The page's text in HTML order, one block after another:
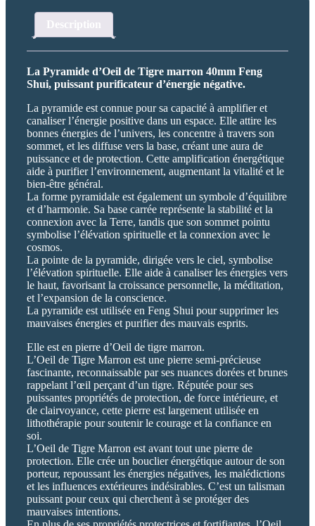
Description
La Pyramide d’Oeil de Tigre marron 40mm Feng
Shui, puissant purificateur d’énergie négative.
La pyramide est connue pour sa capacité à amplifier et
canaliser l’énergie positive dans un espace. Elle attire les
bonnes énergies de l’univers, les concentre à travers son
sommet, et les diffuse vers la base, créant une aura de
puissance et de protection. Cette amplification énergétique
aide à purifier l’environnement, augmentant la vitalité et le
bien-être général.
La forme pyramidale est également un symbole d’équilibre
et d’harmonie. Sa base carrée représente la stabilité et la
connexion avec la Terre, tandis que son sommet pointu
symbolise l’élévation spirituelle et la connexion avec le
cosmos.
La pointe de la pyramide, dirigée vers le ciel, symbolise
l’élévation spirituelle. Elle aide à canaliser les énergies vers
le haut, favorisant la croissance personnelle, la méditation,
et l’expansion de la conscience.
La pyramide est utilisée en Feng Shui pour supprimer les
mauvaises énergies et purifier des mauvais esprits.
Elle est en pierre d’Oeil de tigre marron.
L’Oeil de Tigre Marron est une pierre semi-précieuse
fascinante, reconnaissable par ses nuances dorées et brunes
rappelant l’œil perçant d’un tigre. Réputée pour ses
puissantes propriétés de protection, de force intérieure, et
de clairvoyance, cette pierre est largement utilisée en
lithothérapie pour soutenir le courage et la confiance en
soi.
L’Oeil de Tigre Marron est avant tout une pierre de
protection. Elle crée un bouclier énergétique autour de son
porteur, repoussant les énergies négatives, les malédictions
et les influences extérieures indésirables. C’est un talisman
puissant pour ceux qui cherchent à se protéger des
mauvaises intentions.